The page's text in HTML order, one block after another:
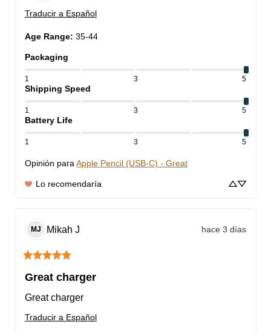
Traducir a Español
Age Range: 35-44
Packaging
1 3 5
Shipping Speed
1 3 5
Battery Life
1 3 5
Opinión para Apple Pencil (USB-C) - Great
Lo recomendaría
MJ Mikah J hace 3 días
Great charger
Great charger
Traducir a Español